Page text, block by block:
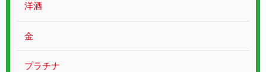
洋酒
金
プラチナ